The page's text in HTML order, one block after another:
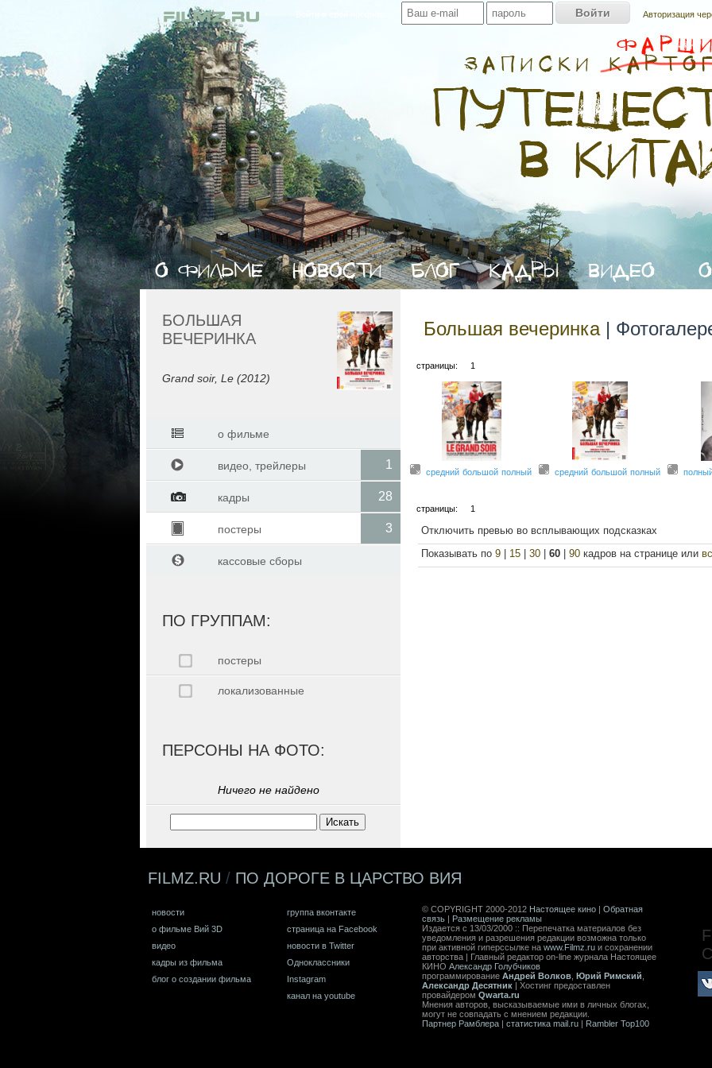
Авторизация
Большая вечеринка|
страницы: 1
средний большой полный средний большой полный
страницы: 1
Отключить превью во всплывающих подсказках
Показывать по 9 15 30 60 90 кадров на странице или
БОЛЬШАЯ
ВЕЧЕРИНКА
Grand soir, Le (2012)
о фильме
1
видео, трейлеры
28
кадры
3
постеры
кассовые сборы
ПО ГРУППАМ:
постеры
локализованные
ПЕРСОНЫ НА ФОТО:
Ничего не найдено
FILMZ.RU / ПО ДОРОГЕ В ЦАРСТВО ВИЯ
новости
о фильме Вий 3D
видео
кадры из фильма
блог о создании фильма
группа вконтакте
страница на Facebook
новости в Twitter
Одноклассники
Instagram
канал на youtube
© COPYRIGHT 2000-2012 Настоящее кино | Обратная
связь | Размещение рекламы
Издается с 13/03/2000 :: Перепечатка материалов без
уведомления и разрешения редакции возможна только
при активной гиперссылке на www.Filmz.ru и сохранении
авторства | Главный редактор on-line журнала Настоящее
КИНО Александр Голубчиков
программирование Андрей Волков Юрий Римский
Александр Десятник | Хостинг предоставлен
провайдером Qwarta.ru
Мнения авторов, высказываемые ими в личных блогах,
могут не совпадать с мнением редакции.
Партнер Рамблера | статистика mail.ru | Rambler Top100